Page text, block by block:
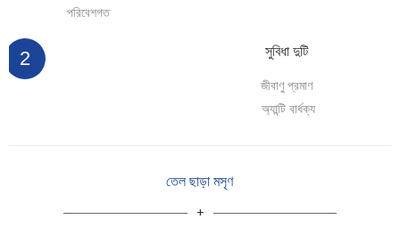
পরিবেশগত
2 সুবিধা দুটি
জীবাণু প্রমাণ
অ্যান্টি বার্ধক্য
তেল ছাড়া মসৃণ